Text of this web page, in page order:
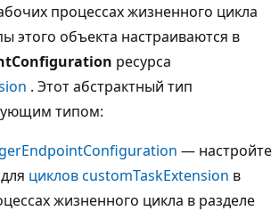
процессах жизненного цикла
этого объекта настраиваются в
ресурса
. Этот абстрактный тип
типом:
— настройте
циклов customTaskExtension в
жизненного цикла в разделе